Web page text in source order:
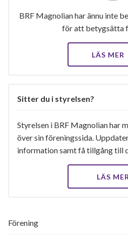
BRF Magnolian har ännu inte
för att betygsätta
LÄS MER
Sitter du i styrelsen?
Styrelsen i BRF Magnolian har
över sin föreningssida.
information samt få tillgång till
LÄS MER
Förening